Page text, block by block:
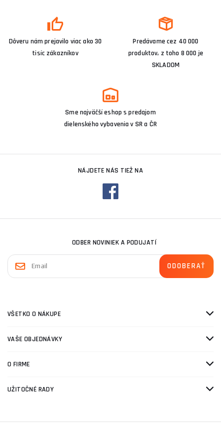
Dôveru nám prejavilo viac ako 30
tisíc zákazníkov
Predávame cez 40 000
produktov, z toho 8 000 je
SKLADOM
Sme najväčší eshop s predajom
dielenského vybavenia v SR a ČR
NÁJDETE NÁS TIEŽ NA
ODBER NOVINIEK A PODUJATÍ
VŠETKO O NÁKUPE
VAŠE OBJEDNÁVKY
O FIRME
UŽITOČNÉ RADY